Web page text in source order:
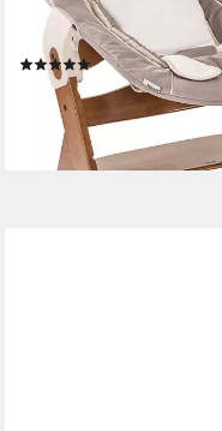
Babyhochstuhl ab
Sitzauflage
(4)
179,90 € UVP209,70 €
lieferbar - in 2-3 Werktagen